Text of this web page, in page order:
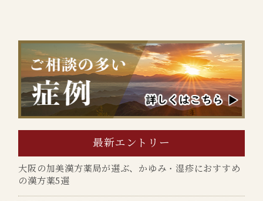
最新エントリー
大阪の加美漢方薬局が選ぶ、かゆみ・湿疹におすすめ
の漢方薬5選